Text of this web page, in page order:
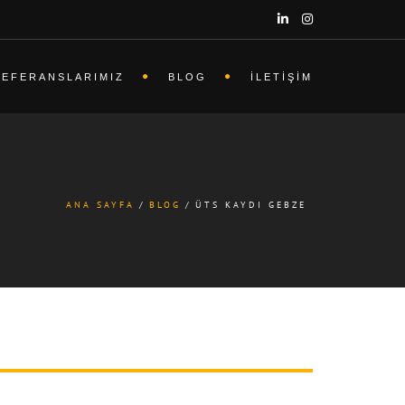
BLOG İLETIŞIM
ANA SAYFA BLOG ÜTS KAYDI GEBZE